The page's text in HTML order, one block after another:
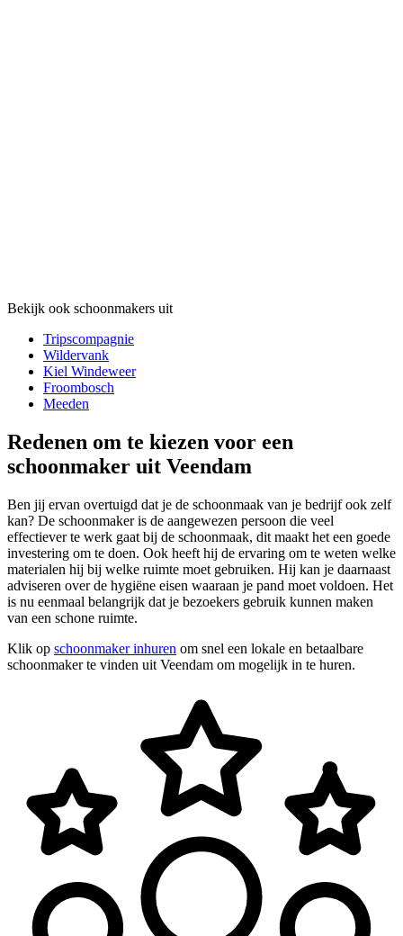
Bekijk ook schoonmakers uit
Tripscompagnie
Wildervank
Kiel Windeweer
Froombosch
Meeden
Redenen om te kiezen voor een
schoonmaker uit Veendam
Ben jij ervan overtuigd dat je de schoonmaak van je bedrijf ook zelf
kan? De schoonmaker is de aangewezen persoon die veel
effectiever te werk gaat bij de schoonmaak, dit maakt het een goede
investering om te doen. Ook heeft hij de ervaring om te weten welke
materialen hij bij welke ruimte moet gebruiken. Hij kan je daarnaast
adviseren over de hygiëne eisen waaraan je pand moet voldoen. Het
is nu eenmaal belangrijk dat je bezoekers gebruik kunnen maken
van een schone ruimte.
Klik op schoonmaker inhuren om snel een lokale en betaalbare
schoonmaker te vinden uit Veendam om mogelijk in te huren.